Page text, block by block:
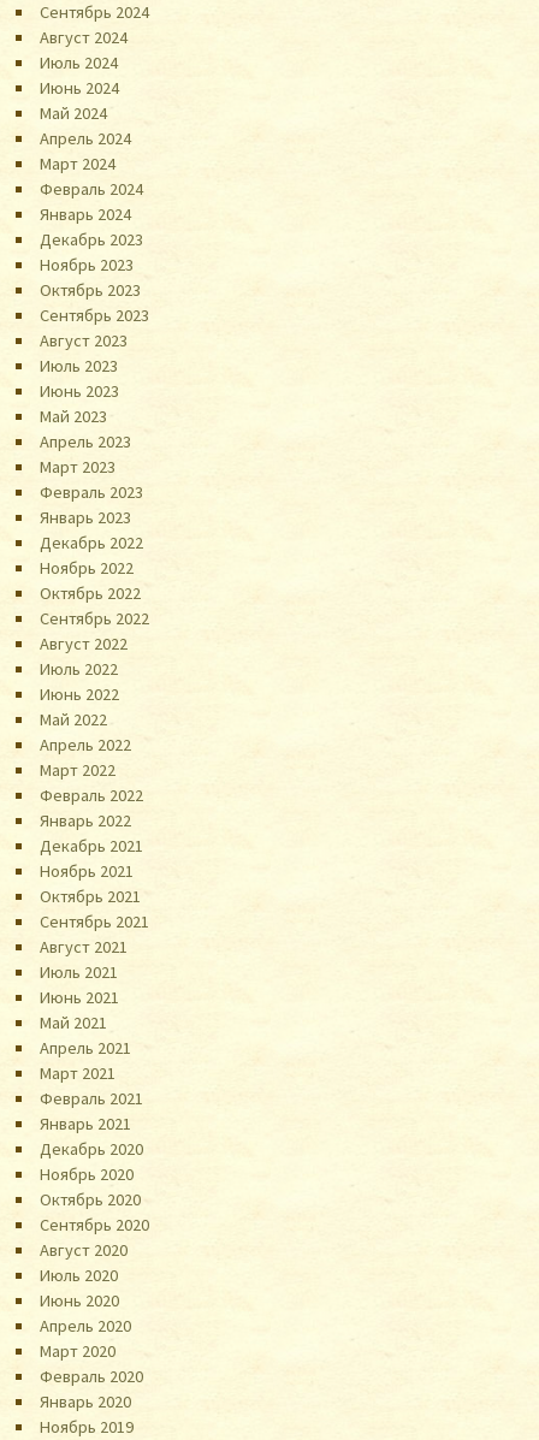
Сентябрь 2024
Август 2024
Июль 2024
Июнь 2024
Май 2024
Апрель 2024
Март 2024
Февраль 2024
Январь 2024
Декабрь 2023
Ноябрь 2023
Октябрь 2023
Сентябрь 2023
Август 2023
Июль 2023
Июнь 2023
Май 2023
Апрель 2023
Март 2023
Февраль 2023
Январь 2023
Декабрь 2022
Ноябрь 2022
Октябрь 2022
Сентябрь 2022
Август 2022
Июль 2022
Июнь 2022
Май 2022
Апрель 2022
Март 2022
Февраль 2022
Январь 2022
Декабрь 2021
Ноябрь 2021
Октябрь 2021
Сентябрь 2021
Август 2021
Июль 2021
Июнь 2021
Май 2021
Апрель 2021
Март 2021
Февраль 2021
Январь 2021
Декабрь 2020
Ноябрь 2020
Октябрь 2020
Сентябрь 2020
Август 2020
Июль 2020
Июнь 2020
Апрель 2020
Март 2020
Февраль 2020
Январь 2020
Ноябрь 2019